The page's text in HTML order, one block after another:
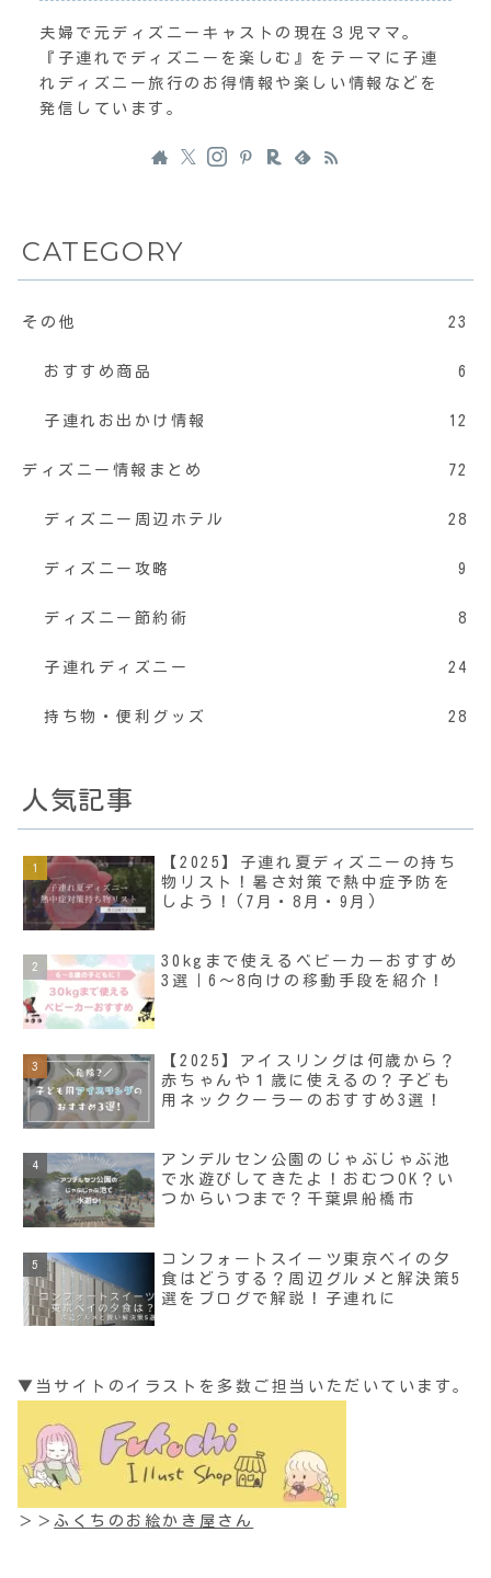
夫婦で元ディズニーキャストの現在３児ママ。
『子連れでディズニーを楽しむ』をテーマに子連
れディズニー旅行のお得情報や楽しい情報などを
発信しています。
CATEGORY
その他 23
おすすめ商品 6
子連れお出かけ情報 12
ディズニー情報まとめ 72
ディズニー周辺ホテル 28
ディズニー攻略 9
ディズニー節約術 8
子連れディズニー 24
持ち物・便利グッズ 28
人気記事
【2025】子連れ夏ディズニーの持ち
物リスト！暑さ対策で熱中症予防を
しよう！(7月・8月・9月)
30kgまで使えるベビーカーおすすめ
3選｜6～8向けの移動手段を紹介！
【2025】アイスリングは何歳から？
赤ちゃんや１歳に使えるの？子ども
用ネッククーラーのおすすめ3選！
アンデルセン公園のじゃぶじゃぶ池
で水遊びしてきたよ！おむつOK？い
つからいつまで？千葉県船橋市
コンフォートスイーツ東京ベイの夕
食はどうする？周辺グルメと解決策5
選をブログで解説！子連れに
▼当サイトのイラストを多数ご担当いただいています。
＞＞ふくちのお絵かき屋さん